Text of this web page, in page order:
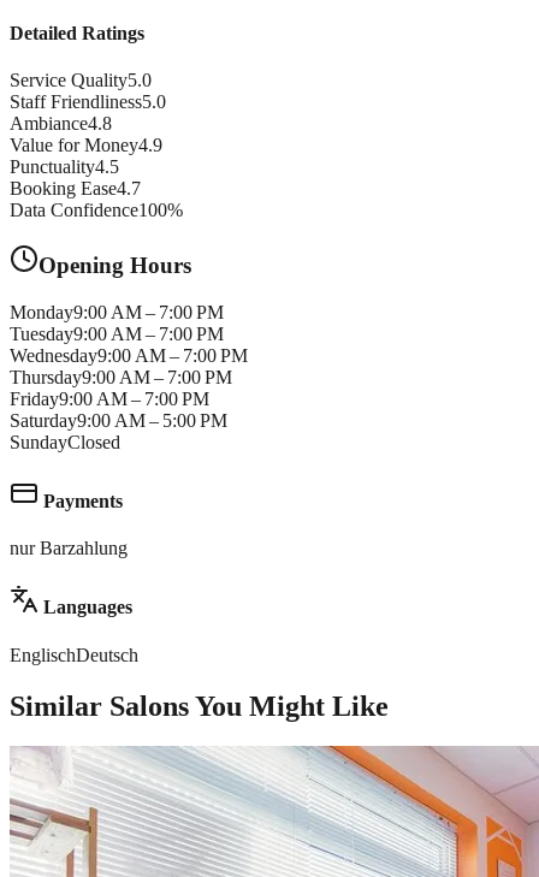
Detailed Ratings
Service Quality5.0
Staff Friendliness5.0
Ambiance4.8
Value for Money4.9
Punctuality4.5
Booking Ease4.7
Data Confidence100%
Opening Hours
Monday9:00 AM – 7:00 PM
Tuesday9:00 AM – 7:00 PM
Wednesday9:00 AM – 7:00 PM
Thursday9:00 AM – 7:00 PM
Friday9:00 AM – 7:00 PM
Saturday9:00 AM – 5:00 PM
SundayClosed
Payments
nur Barzahlung
Languages
EnglischDeutsch
Similar Salons You Might Like